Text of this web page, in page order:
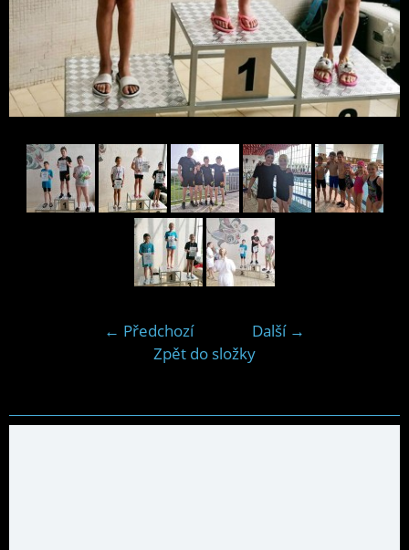
← Předchozí
Další →
Zpět do složky